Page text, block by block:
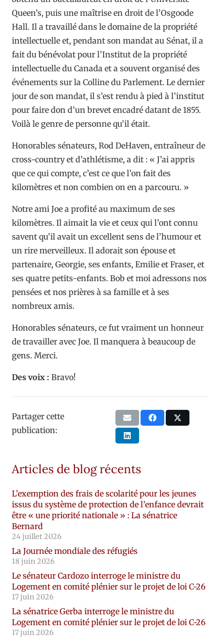
Queen’s, puis une maîtrise en droit de l’Osgoode
Hall. Il a travaillé dans le domaine de la propriété
intellectuelle et, pendant son mandat au Sénat, il a
fait du bénévolat pour l’Institut de la propriété
intellectuelle du Canada et a souvent organisé des
événements sur la Colline du Parlement. Le dernier
jour de son mandat, il s’est rendu à pied à l’institut
pour faire don d’un brevet encadré datant de 1855.
Voilà le genre de personne qu’il était.
Honorables sénateurs, Rod DeHaven, entraîneur de
cross-country et d’athlétisme, a dit : « J’ai appris
que ce qui compte, c’est ce que l’on fait des
kilomètres et non combien on en a parcouru. »
Notre ami Joe a profité au maximum de ses
kilomètres. Il aimait la vie et ceux qui l’ont connu
savent qu’il avait un excellent sens de l’humour et
un rire merveilleux. Il adorait son épouse et
partenaire, Georgie, ses enfants, Emilie et Fraser, et
ses quatre petits-enfants. Bob et moi adressons nos
pensées et nos prières à sa famille et à ses
nombreux amis.
Honorables sénateurs, ce fut vraiment un honneur
de travailler avec Joe. Il manquera à beaucoup de
gens. Merci.
Des voix : Bravo!
Partager cette
publication:
Articles de blog récents
L’exemption des frais de scolarité pour les jeunes
issus du système de protection de l’enfance devrait
être « une priorité nationale » : La sénatrice
Bernard
24 juillet 2026
La Journée mondiale des réfugiés
18 juin 2026
Le sénateur Cardozo interroge le ministre du
Logement en comité plénier sur le projet de loi C-26
17 juin 2026
La sénatrice Gerba interroge le ministre du
Logement en comité plénier sur le projet de loi C-26
17 juin 2026